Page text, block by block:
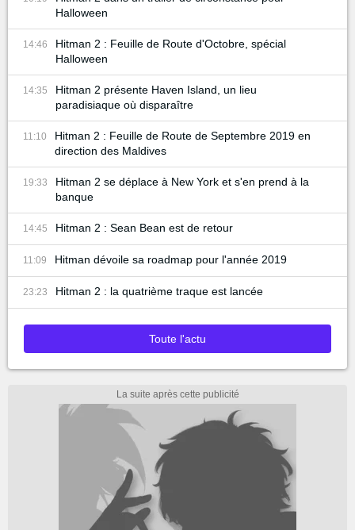
Halloween
14:46
Hitman 2 : Feuille de Route d'Octobre, spécial
Halloween
14:35
Hitman 2 présente Haven Island, un lieu
paradisiaque où disparaître
11:10
Hitman 2 : Feuille de Route de Septembre 2019 en
direction des Maldives
19:33
Hitman 2 se déplace à New York et s'en prend à la
banque
14:45 Hitman 2 : Sean Bean est de retour
11:09 Hitman dévoile sa roadmap pour l'année 2019
23:23 Hitman 2 : la quatrième traque est lancée
Toute l'actu